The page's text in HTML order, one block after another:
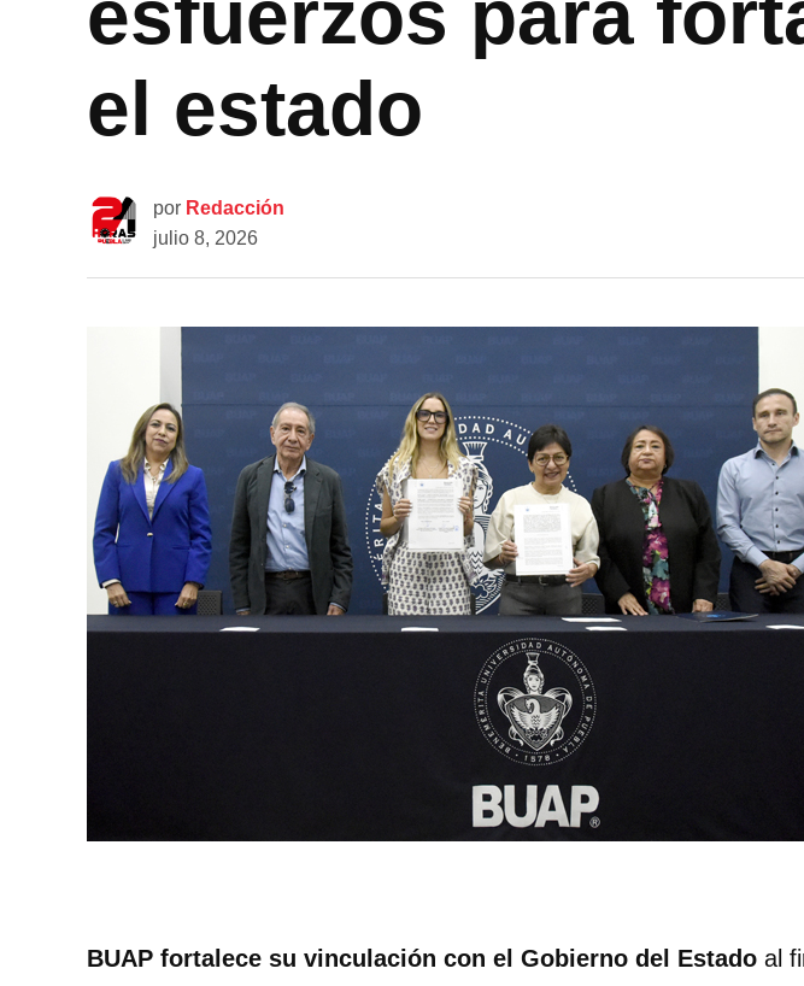
el estado
por Redacción
julio 8, 2026
BUAP fortalece su vinculación con el Gobierno del Estado al